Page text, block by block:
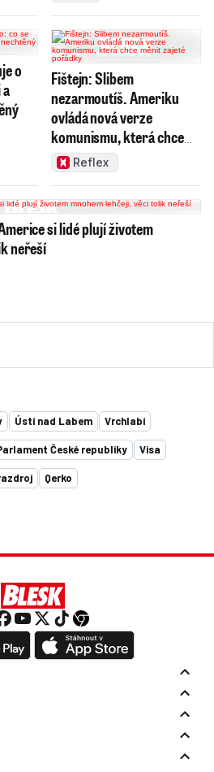
o
Fištejn: Slibem
nezarmoutíš. Ameriku
ovládá nová verze
komunismu, která chce
měnit zajeté pořádky
Reflex
si lidé plují životem
neřeší
Ústí nad Labem Vrchlabí
České republiky Visa
Qerko